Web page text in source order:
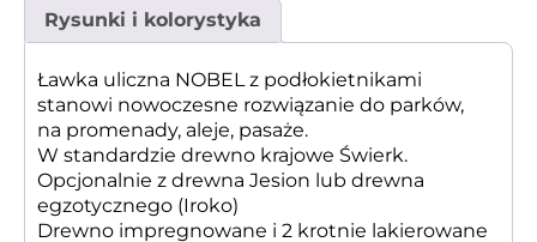
Rysunki i kolorystyka
Ławka uliczna NOBEL z podłokietnikami
stanowi nowoczesne rozwiązanie do parków,
na promenady, aleje, pasaże.
W standardzie drewno krajowe Świerk.
Opcjonalnie z drewna Jesion lub drewna
egzotycznego (Iroko)
Drewno impregnowane i 2 krotnie lakierowane